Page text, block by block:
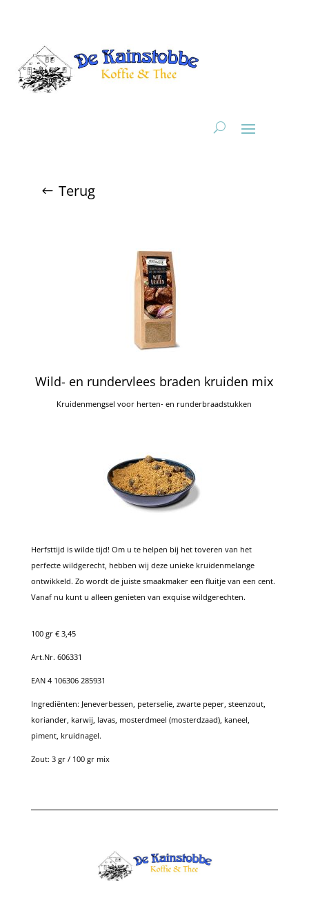
Terug
Wild- en rundervlees braden kruiden mix
Kruidenmengsel voor herten- en runderbraadstukken
Herfsttijd is wilde tijd! Om u te helpen bij het toveren van het
perfecte wildgerecht, hebben wij deze unieke kruidenmelange
ontwikkeld. Zo wordt de juiste smaakmaker een fluitje van een cent.
Vanaf nu kunt u alleen genieten van exquise wildgerechten.
100 gr € 3,45
Art.Nr. 606331
EAN 4 106306 285931
Ingrediënten: Jeneverbessen, peterselie, zwarte peper, steenzout,
koriander, karwij, lavas, mosterdmeel (mosterdzaad), kaneel,
piment, kruidnagel.
Zout: 3 gr / 100 gr mix